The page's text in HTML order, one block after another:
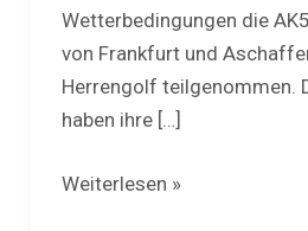
Wetterbedingungen die
von Frankfurt und
Herrengolf teilgenommen.
haben ihre […]
Weiterlesen »